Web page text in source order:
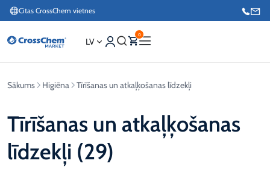
Citas CrossChem vietnes
Interneta veikals / Mārketings
+371 27876188
Info tālrunis / Pasūtījumu pieteikšana esošiem klientiem
+371 26624000
LV
0
Sākums Higiēna Tīrīšanas un atkaļķošanas līdzekļi
Tīrīšanas un atkaļķošanas
līdzekļi (29)